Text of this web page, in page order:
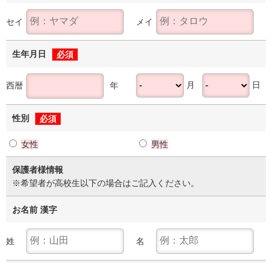
セイ メイ
生年月日 必須
西暦 年 月 日
性別 必須
女性 男性
保護者様情報
※希望者が高校生以下の場合はご記入ください。
お名前 漢字
姓 名